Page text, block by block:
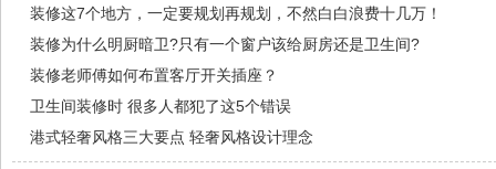
装修这7个地方，一定要规划再规划，不然白白浪费十几万！
装修为什么明厨暗卫?只有一个窗户该给厨房还是卫生间?
装修老师傅如何布置客厅开关插座？
卫生间装修时 很多人都犯了这5个错误
港式轻奢风格三大要点 轻奢风格设计理念